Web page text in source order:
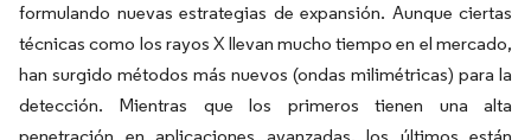
formulando nuevas estrategias de expansión. Aunque ciertas
técnicas como los rayos X llevan mucho tiempo en el mercado,
han surgido métodos más nuevos (ondas milimétricas) para la
detección. Mientras que los primeros tienen una alta